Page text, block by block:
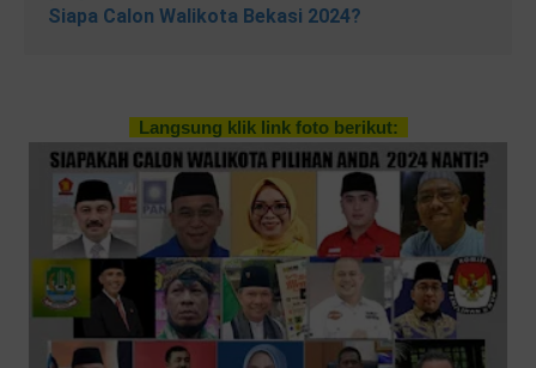
Siapa Calon Walikota Bekasi 2024?
Langsung klik link foto berikut: